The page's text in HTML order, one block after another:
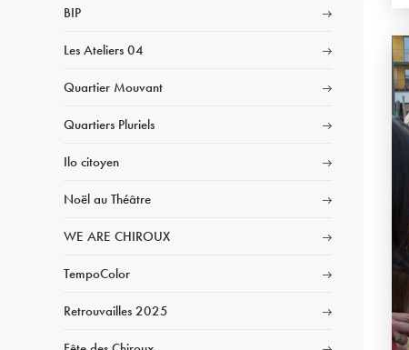
BIP
Les Ateliers 04
Quartier Mouvant
Quartiers Pluriels
Ilo citoyen
Noël au Théâtre
WE ARE CHIROUX
TempoColor
Retrouvailles 2025